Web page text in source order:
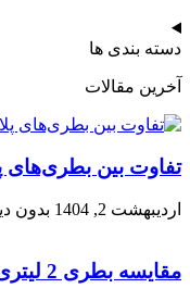
دسته بندی ها
آخرین مقالات
تفاوت بین
اردیبهشت 2, 1404 بدون
مقایسه بطری 2 لیتری گرد با بطری 2 لیتری لیبل